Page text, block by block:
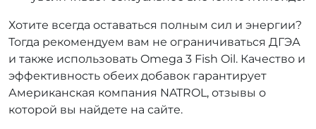
Хотите всегда оставаться полным сил и энергии?
Тогда рекомендуем вам не ограничиваться ДГЭА
и также использовать Omega 3 Fish Oil. Качество и
эффективность обеих добавок гарантирует
Американская компания NATROL, отзывы о
которой вы найдете на сайте.